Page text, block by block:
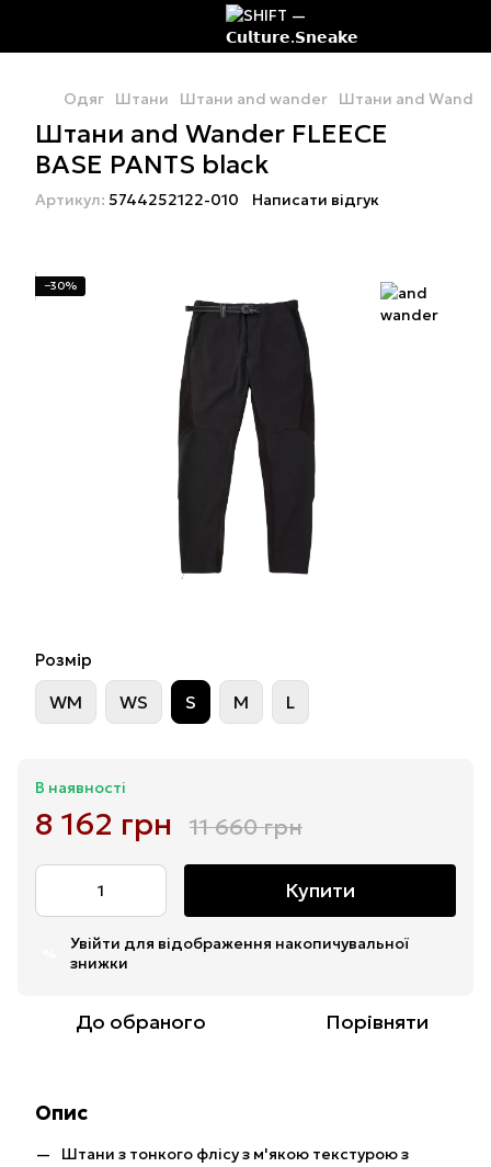
Одяг Штани Штани and wander Штани and Wander
Штани and Wander FLEECE
BASE PANTS black
Артикул: 5744252122-010 Написати відгук
−30%
Розмір
WM WS S M L
В наявності
8 162 грн 11 660 грн
Купити
Увійти для відображення накопичувальної
знижки
До обраного Порівняти
Опис
Штани з тонкого флісу з м'якою текстурою з